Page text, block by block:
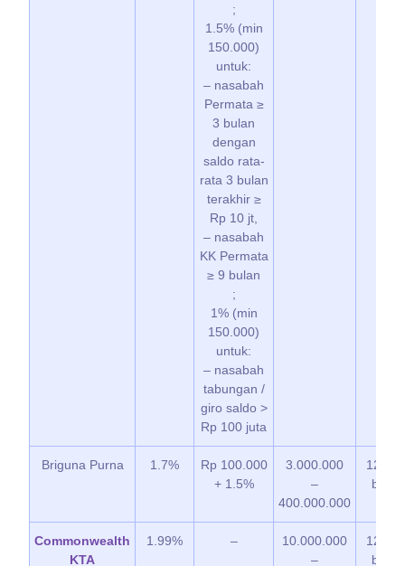
;
1.5% (min
150.000)
untuk:
– nasabah
Permata ≥
3 bulan
dengan
saldo rata-
rata 3 bulan
terakhir ≥
Rp 10 jt,
– nasabah
KK Permata
≥ 9 bulan
;
1% (min
150.000)
untuk:
– nasabah
tabungan /
giro saldo >
Rp 100 juta
Briguna Purna 1.7%
Rp 100.000
+ 1.5%
3.000.000
–
400.000.000
12 –
bulan
Commonwealth
KTA
1.99% –
10.000.000
–
12 –
bulan